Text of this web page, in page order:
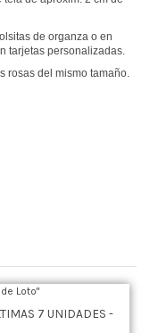
de organza o en
tarjetas personalizadas.
rosas del mismo tamaño.
7 UNIDADES -